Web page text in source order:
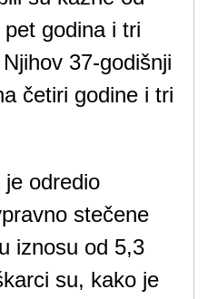
godina i tri
37-godišnji
četiri godine i tri
odredio
stečene
iznosu od 5,3
su, kako je